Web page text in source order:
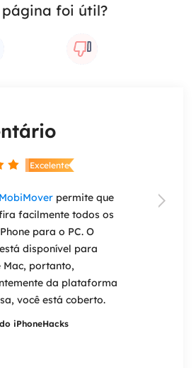
página foi útil?
Excelente
permite que
facilmente todos os
para o PC. O
disponível para
Mac, portanto,
da plataforma
você está coberto.
iPhoneHacks
Se você
